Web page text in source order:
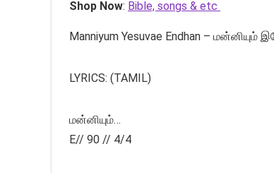
Shop Now: Bible, songs & etc
Manniyum Yesuvae Endhan –
LYRICS: (TAMIL)
மன்னியும்…
E// 90 // 4/4